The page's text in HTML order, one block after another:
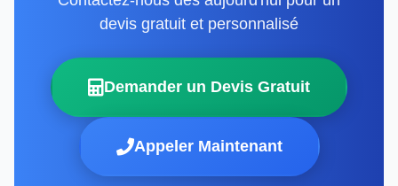
devis gratuit et personnalisé
Demander un Devis Gratuit
Appeler Maintenant